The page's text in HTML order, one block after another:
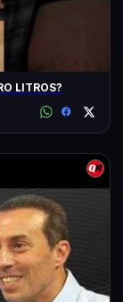
LITROS?